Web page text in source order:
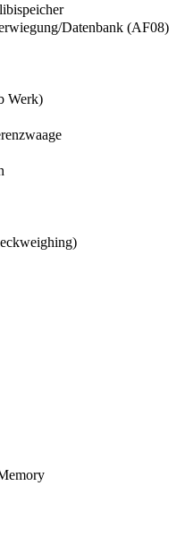
Datenbank (AF08)
Werk)